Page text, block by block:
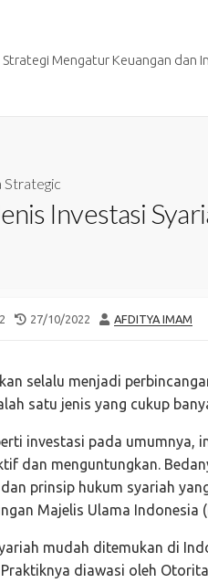
Strategi Mengatur Keuangan dan
Strategic
Investasi
LAST
27/10/2022 AUTHOR
AFDITYA IMAM
selalu menjadi
satu jenis yang cukup
investasi pada umumnya,
dan menguntungkan.
prinsip hukum syariah
Majelis Ulama Indonesia
mudah ditemukan di
diawasi oleh